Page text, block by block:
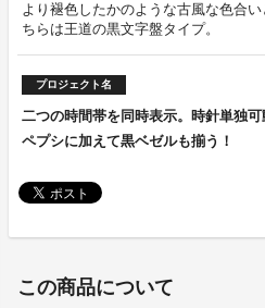
より褪色したかのような古風な色合
ちらは王道の黒文字盤タイプ。
プロジェクト名
二つの時間帯を同時表示。時針単独
ペプシに加えて黒ベゼルも揃う！
この商品について